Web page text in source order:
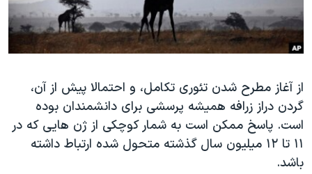
فرهنگ و زندگی
حقوق شهروندی
علم و فناوری
اسرائیل در جنگ
گالری عکس
آرشیو پخش زنده
مستندها
انتخابات ریاست جمهوری آمریکا ۲۰۲۴
رمز مهسا
ورزش زنان در ایران
اعتراضات زن، زندگی، آزادی
مجموعه مستندهای دادخواهی
دنبال کنید
زبانهای مختلف
از آغاز مطرح شدن تئوری تکامل، و احتمالا پیش از آن،
گردن دراز زرافه همیشه پرسشی برای دانشمندان بوده
است. پاسخ ممکن است به شمار کوچکی از ژن هایی که در
۱۱ تا ۱۲ میلیون سال گذشته متحول شده ارتباط داشته
باشد.